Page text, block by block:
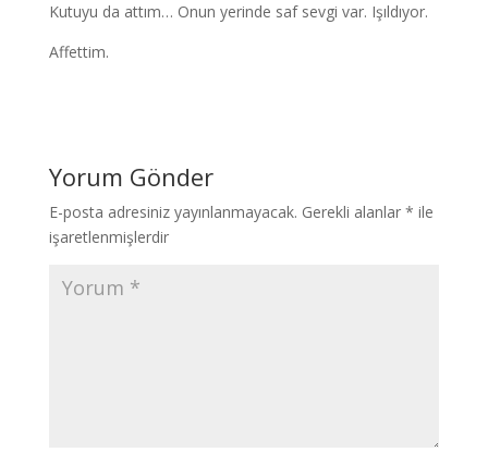
Kutuyu da attım… Onun yerinde saf sevgi var. Işıldıyor.
Affettim.
Yorum Gönder
E-posta adresiniz yayınlanmayacak. Gerekli alanlar * ile
işaretlenmişlerdir